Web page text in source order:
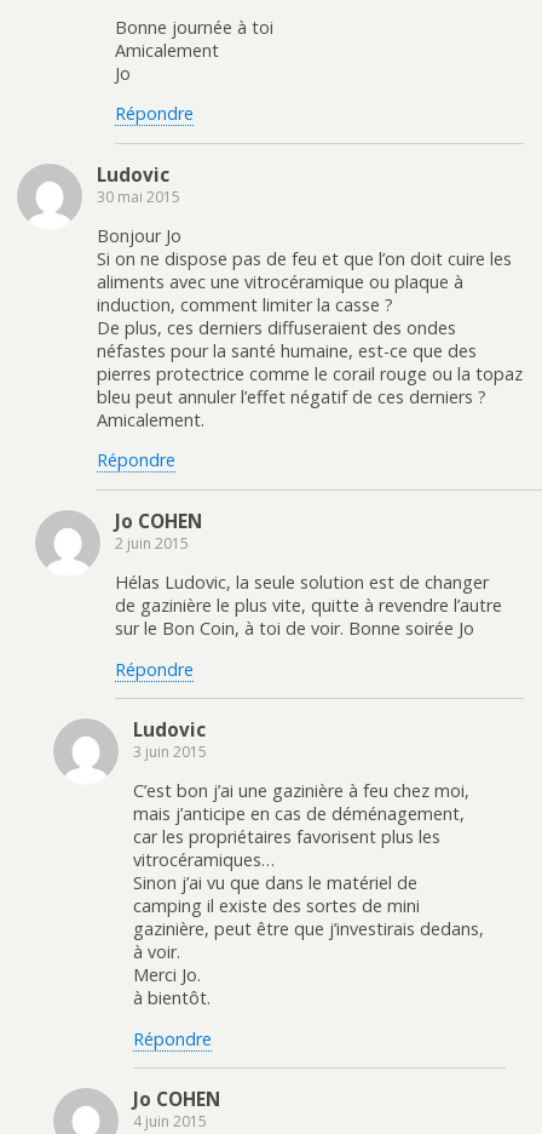
Bonne journée à toi
Amicalement
Jo
Répondre
Ludovic
30 mai 2015
Bonjour Jo
Si on ne dispose pas de feu et que l’on doit cuire les
aliments avec une vitrocéramique ou plaque à
induction, comment limiter la casse ?
De plus, ces derniers diffuseraient des ondes
néfastes pour la santé humaine, est-ce que des
pierres protectrice comme le corail rouge ou la topaz
bleu peut annuler l’effet négatif de ces derniers ?
Amicalement.
Répondre
Jo COHEN
2 juin 2015
Hélas Ludovic, la seule solution est de changer
de gazinière le plus vite, quitte à revendre l’autre
sur le Bon Coin, à toi de voir. Bonne soirée Jo
Répondre
Ludovic
3 juin 2015
C’est bon j’ai une gazinière à feu chez moi,
mais j’anticipe en cas de déménagement,
car les propriétaires favorisent plus les
vitrocéramiques…
Sinon j’ai vu que dans le matériel de
camping il existe des sortes de mini
gazinière, peut être que j’investirais dedans,
à voir.
Merci Jo.
à bientôt.
Répondre
Jo COHEN
4 juin 2015